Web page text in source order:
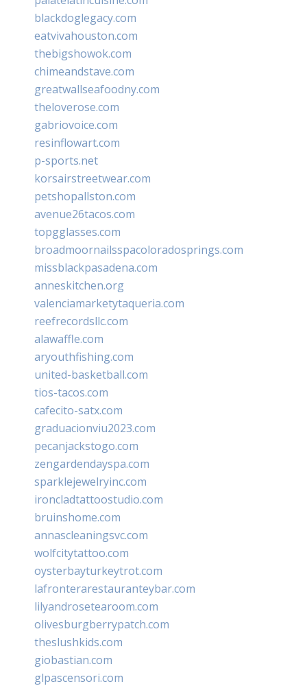
blackdoglegacy.com
eatvivahouston.com
thebigshowok.com
chimeandstave.com
greatwallseafoodny.com
theloverose.com
gabriovoice.com
resinflowart.com
p-sports.net
korsairstreetwear.com
petshopallston.com
avenue26tacos.com
topgglasses.com
broadmoornailsspacoloradosprings.com
missblackpasadena.com
anneskitchen.org
valenciamarketytaqueria.com
reefrecordsllc.com
alawaffle.com
aryouthfishing.com
united-basketball.com
tios-tacos.com
cafecito-satx.com
graduacionviu2023.com
pecanjackstogo.com
zengardendayspa.com
sparklejewelryinc.com
ironcladtattoostudio.com
bruinshome.com
annascleaningsvc.com
wolfcitytattoo.com
oysterbayturkeytrot.com
lafronterarestauranteybar.com
lilyandrosetearoom.com
olivesburgberrypatch.com
theslushkids.com
giobastian.com
glpascensori.com